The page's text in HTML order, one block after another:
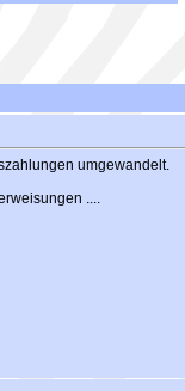
umgewandelt.
....